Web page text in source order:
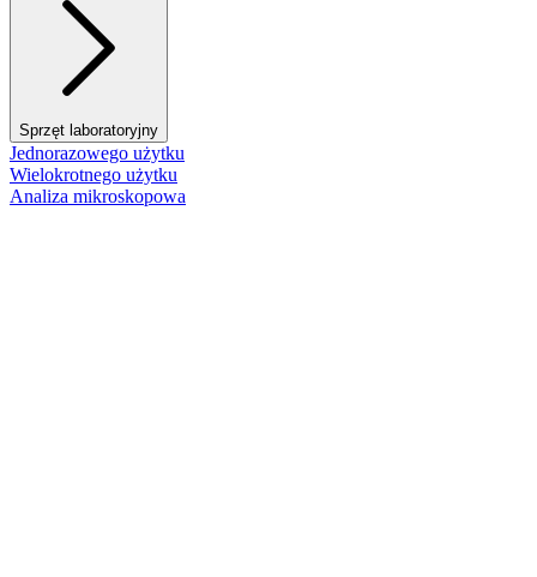
Sprzęt laboratoryjny
Jednorazowego użytku
Wielokrotnego użytku
Analiza mikroskopowa